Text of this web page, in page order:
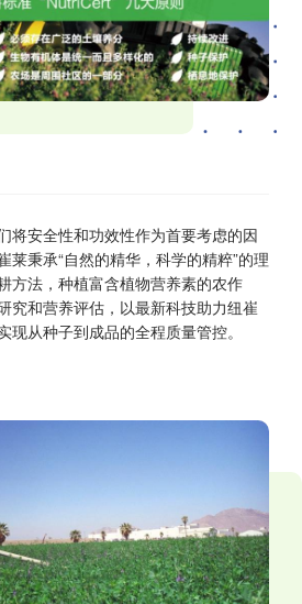
将安全性和功效性作为首要考虑的因
莱秉承“自然的精华，科学的精粹”的理
方法，种植富含植物营养素的农作
究和营养评估，以最新科技助力纽崔
现从种子到成品的全程质量管控。